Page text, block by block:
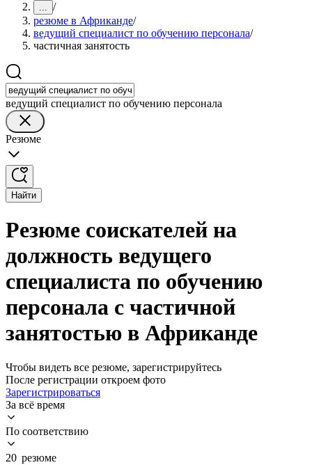
... /
резюме в Африканде/
ведущий специалист по обучению персонала/
частичная занятость
ведущий специалист по обучению персонала
Резюме
Найти
Резюме соискателей на
должность ведущего
специалиста по обучению
персонала с частичной
занятостью в Африканде
Чтобы видеть все резюме, зарегистрируйтесь
После регистрации откроем фото
Зарегистрироваться
За всё время
По соответствию
20 резюме